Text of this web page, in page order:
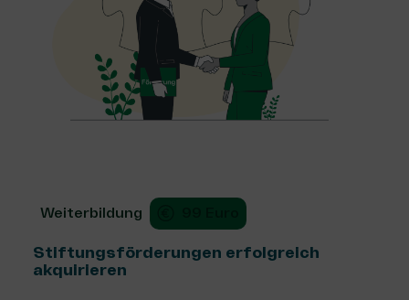
Weiterbildung
Stiftungsförderungen erfolgreich
akquirieren